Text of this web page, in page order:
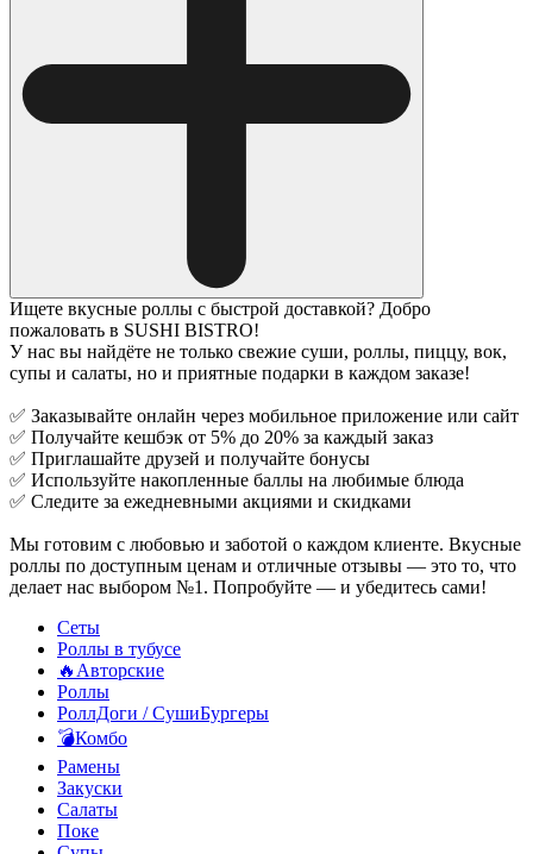
Ищете вкусные роллы с быстрой доставкой? Добро
пожаловать в SUSHI BISTRO!
У нас вы найдёте не только свежие суши, роллы, пиццу, вок,
супы и салаты, но и приятные подарки в каждом заказе!
✅ Заказывайте онлайн через мобильное приложение или сайт
✅ Получайте кешбэк от 5% до 20% за каждый заказ
✅ Приглашайте друзей и получайте бонусы
✅ Используйте накопленные баллы на любимые блюда
✅ Следите за ежедневными акциями и скидками
Мы готовим с любовью и заботой о каждом клиенте. Вкусные
роллы по доступным ценам и отличные отзывы — это то, что
делает нас выбором №1. Попробуйте — и убедитесь сами!
Сеты
Роллы в тубусе
🔥Авторские
Роллы
РоллДоги / СушиБургеры
💣Комбо
Рамены
Закуски
Салаты
Поке